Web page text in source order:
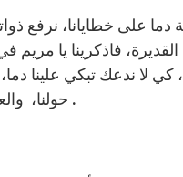
دما على خطايانا، نرفع
فاذكرينا يا مريم
كي لا ندعك تبكي
حولنا، والعودة إلى حضن كنيستنا الأم الواحدة المقدسة الرسولية .